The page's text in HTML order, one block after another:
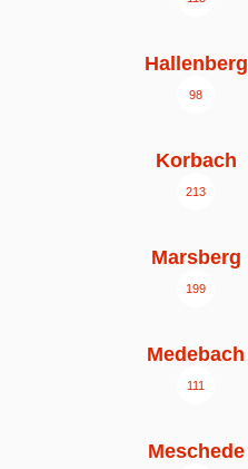
Hallenberg
98
Korbach
213
Marsberg
199
Medebach
111
Meschede